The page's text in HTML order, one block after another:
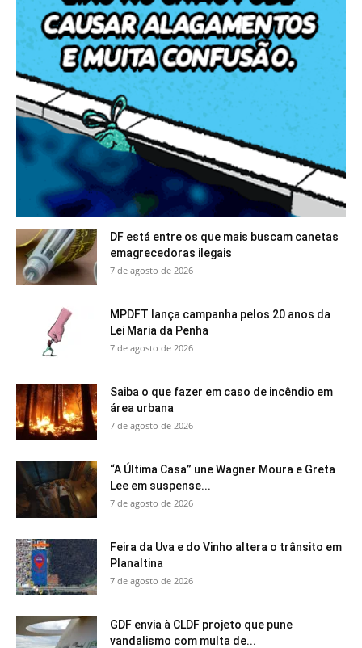
DF está entre os que mais buscam canetas
emagrecedoras ilegais
7 de agosto de 2026
MPDFT lança campanha pelos 20 anos da
Lei Maria da Penha
7 de agosto de 2026
Saiba o que fazer em caso de incêndio em
área urbana
7 de agosto de 2026
“A Última Casa” une Wagner Moura e Greta
Lee em suspense...
7 de agosto de 2026
Feira da Uva e do Vinho altera o trânsito em
Planaltina
7 de agosto de 2026
GDF envia à CLDF projeto que pune
vandalismo com multa de...